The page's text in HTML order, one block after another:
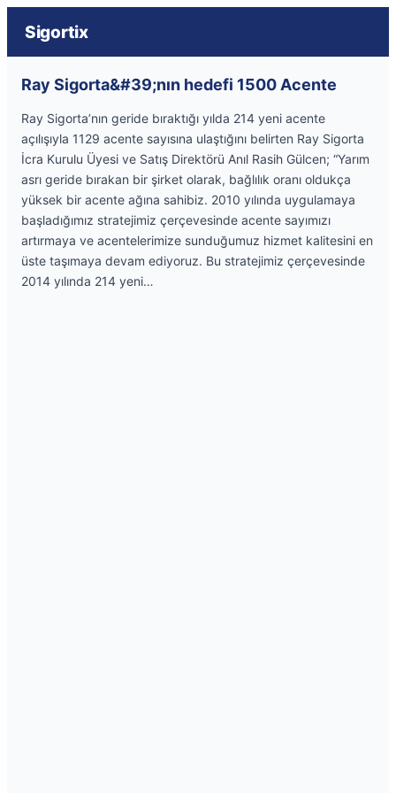
Sigortix
Ray Sigorta&#39;nın hedefi 1500 Acente
Ray Sigorta’nın geride bıraktığı yılda 214 yeni acente
açılışıyla 1129 acente sayısına ulaştığını belirten Ray Sigorta
İcra Kurulu Üyesi ve Satış Direktörü Anıl Rasih Gülcen; “Yarım
asrı geride bırakan bir şirket olarak, bağlılık oranı oldukça
yüksek bir acente ağına sahibiz. 2010 yılında uygulamaya
başladığımız stratejimiz çerçevesinde acente sayımızı
artırmaya ve acentelerimize sunduğumuz hizmet kalitesini en
üste taşımaya devam ediyoruz. Bu stratejimiz çerçevesinde
2014 yılında 214 yeni…